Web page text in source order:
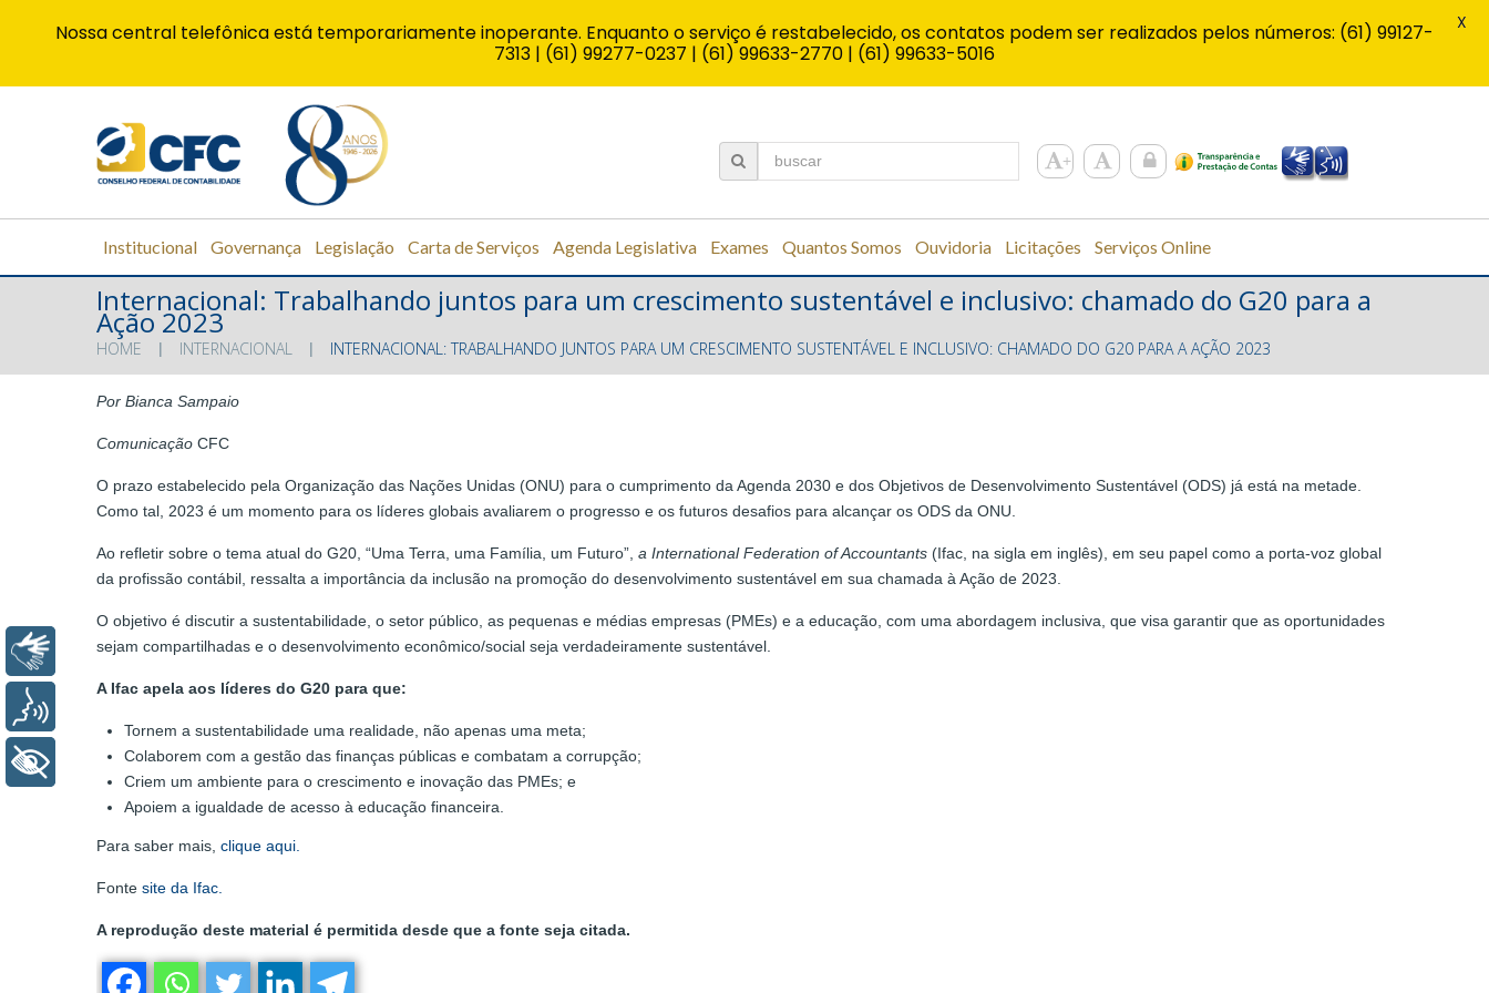
Institucional Governança Legislação Carta de Serviços Agenda Legislativa Exames Quantos Somos Ouvidoria Licitações Serviços Online
Internacional: Trabalhando juntos para um crescimento sustentável e inclusivo: chamado do G20 para a
Ação 2023
HOME INTERNACIONAL INTERNACIONAL: TRABALHANDO JUNTOS PARA UM CRESCIMENTO SUSTENTÁVEL E INCLUSIVO: CHAMADO DO G20 PARA A AÇÃO 2023
Por Bianca Sampaio
Comunicação CFC
O prazo estabelecido pela Organização das Nações Unidas (ONU) para o cumprimento da Agenda 2030 e dos Objetivos de Desenvolvimento Sustentável (ODS) já está na metade.
Como tal, 2023 é um momento para os líderes globais avaliarem o progresso e os futuros desafios para alcançar os ODS da ONU.
Ao refletir sobre o tema atual do G20, “Uma Terra, uma Família, um Futuro”, a International Federation of Accountants (Ifac, na sigla em inglês), em seu papel como a porta-voz global
da profissão contábil, ressalta a importância da inclusão na promoção do desenvolvimento sustentável em sua chamada à Ação de 2023.
O objetivo é discutir a sustentabilidade, o setor público, as pequenas e médias empresas (PMEs) e a educação, com uma abordagem inclusiva, que visa garantir que as oportunidades
sejam compartilhadas e o desenvolvimento econômico/social seja verdadeiramente sustentável.
A Ifac apela aos líderes do G20 para que:
Tornem a sustentabilidade uma realidade, não apenas uma meta;
Colaborem com a gestão das finanças públicas e combatam a corrupção;
Criem um ambiente para o crescimento e inovação das PMEs; e
Apoiem a igualdade de acesso à educação financeira.
Para saber mais, clique aqui.
Fonte site da Ifac.
A reprodução deste material é permitida desde que a fonte seja citada.
Nossa central telefônica está temporariamente inoperante. Enquanto o serviço é restabelecido, os contatos podem ser realizados pelos números: (61) 99127-
7313 | (61) 99277-0237 | (61) 99633-2770 | (61) 99633-5016
X
Libras
+ Acessibilidade